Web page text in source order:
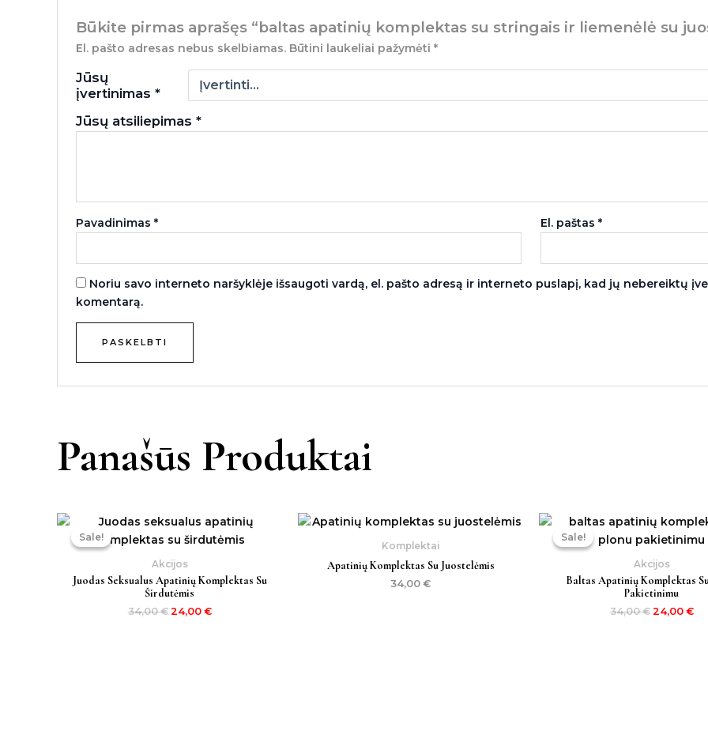
Būkite pirmas aprašęs “baltas apatinių komplektas su stringais ir liemenėlė su
El. pašto adresas nebus skelbiamas. Būtini laukeliai pažymėti*
Jūsų
įvertinimas*
Jūsų atsiliepimas*
Pavadinimas* El. paštas *
Noriu savo interneto naršyklėje išsaugoti vardą, el. pašto adresą ir interneto puslapį, kad jų nebereiktų
komentarą.
Panašūs Produktai
Sale!
Sale!
Akcijos
Juodas Seksualus Apatinių Komplektas Su
Širdutėmis
34,00€
Original
was:
24,00 €
Current
price
is:
Komplektai
Apatinių Komplektas Su Juostelėmis
34,00 €
Sale!
Sale!
Akcijos
Baltas Apatinių Komplektas
Pakietinimu
34,00€
Original
price
was:
24,00 €
is: